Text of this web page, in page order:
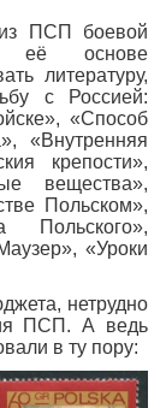
из ПСП боевой
её основе
литературу,
с Россией:
«Способ
«Внутренняя
крепости»,
вещества»,
Польском»,
Польского»,
«Уроки
нетрудно
ПСП. А ведь
в ту пору: